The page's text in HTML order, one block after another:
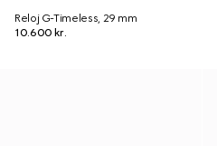
Reloj G-Timeless, 29 mm
10.600 kr.